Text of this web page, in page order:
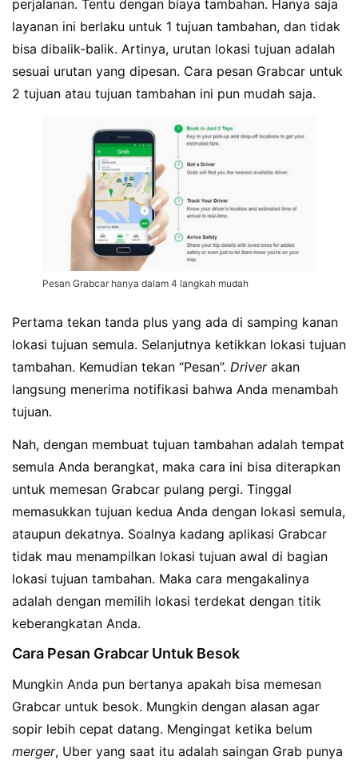
perjalanan. Tentu dengan biaya tambahan. Hanya saja
layanan ini berlaku untuk 1 tujuan tambahan, dan tidak
bisa dibalik-balik. Artinya, urutan lokasi tujuan adalah
sesuai urutan yang dipesan. Cara pesan Grabcar untuk
2 tujuan atau tujuan tambahan ini pun mudah saja.
Pesan Grabcar hanya dalam 4 langkah mudah
Pertama tekan tanda plus yang ada di samping kanan
lokasi tujuan semula. Selanjutnya ketikkan lokasi tujuan
tambahan. Kemudian tekan “Pesan”. Driverakan
langsung menerima notifikasi bahwa Anda menambah
tujuan.
Nah, dengan membuat tujuan tambahan adalah tempat
semula Anda berangkat, maka cara ini bisa diterapkan
untuk memesan Grabcar pulang pergi. Tinggal
memasukkan tujuan kedua Anda dengan lokasi semula,
ataupun dekatnya. Soalnya kadang aplikasi Grabcar
tidak mau menampilkan lokasi tujuan awal di bagian
lokasi tujuan tambahan. Maka cara mengakalinya
adalah dengan memilih lokasi terdekat dengan titik
keberangkatan Anda.
Cara Pesan Grabcar Untuk Besok
Mungkin Anda pun bertanya apakah bisa memesan
Grabcar untuk besok. Mungkin dengan alasan agar
sopir lebih cepat datang. Mengingat ketika belum
merger, Uber yang saat itu adalah saingan Grab punya